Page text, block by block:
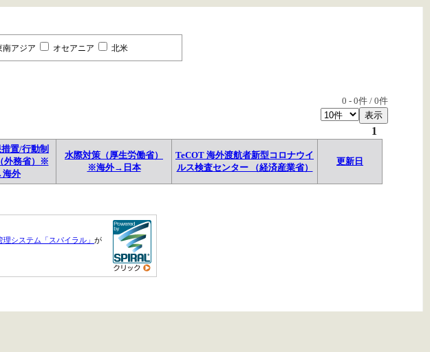
南アジア オセアニア 北米
0 - 0件 / 0件
1
置/行動制
外務省）※
海外
水際対策（厚生労働省）
※海外→日本
TeCOT 海外渡航者新型コロナウイ
ルス検査センター （経済産業省）
更新日
理システム「スパイラル」 が